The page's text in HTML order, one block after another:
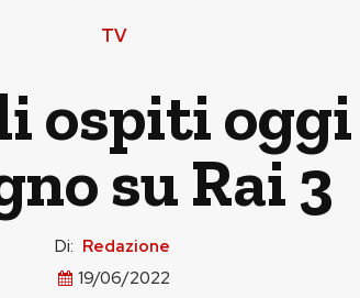
TV
ospiti
su Rai 3
Di: Redazione
19/06/2022